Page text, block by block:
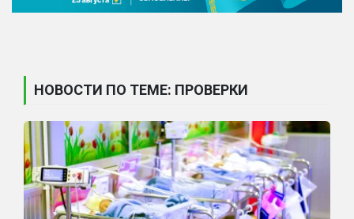
НОВОСТИ ПО ТЕМЕ: ПРОВЕРКИ